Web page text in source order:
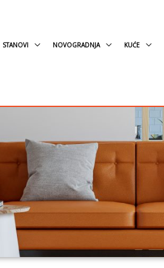
STANOVI NOVOGRADNJA KUĆE